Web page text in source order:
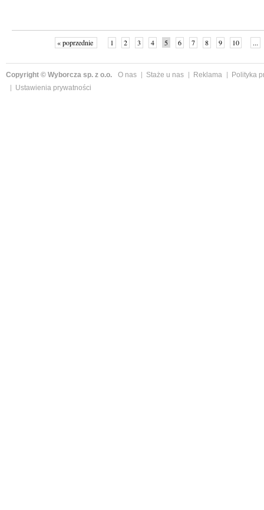
« poprzednie 1 2 3 4 5 6 7 8 9 10 ...
Copyright © Wyborcza sp. z o.o. O nas Staże u nas Reklama
Polityka
Ustawienia prywatności